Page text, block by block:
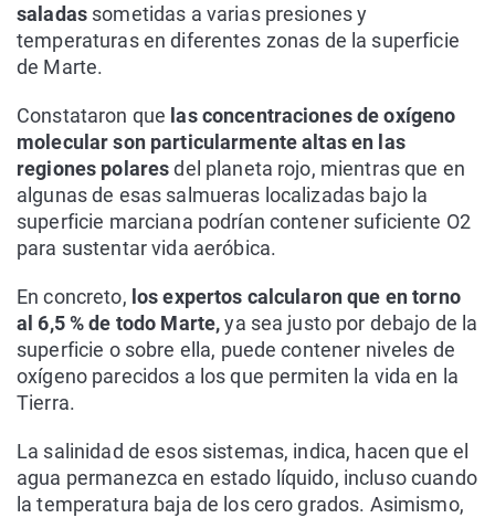
saladas sometidas a varias presiones y
temperaturas en diferentes zonas de la superficie
de Marte.
Constataron que las concentraciones de oxígeno
molecular son particularmente altas en las
regiones polaresdel planeta rojo, mientras que en
algunas de esas salmueras localizadas bajo la
superficie marciana podrían contener suficiente O2
para sustentar vida aeróbica.
En concreto, los expertos calcularon que en torno
al 6,5 % de todo Marte,ya sea justo por debajo de la
superficie o sobre ella, puede contener niveles de
oxígeno parecidos a los que permiten la vida en la
Tierra.
La salinidad de esos sistemas, indica, hacen que el
agua permanezca en estado líquido, incluso cuando
la temperatura baja de los cero grados. Asimismo,